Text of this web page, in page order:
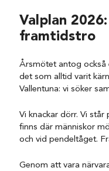
Valplan
framtidstro
Årsmötet antog också
det som alltid varit
Vallentuna: vi söker
Vi knackar dörr. Vi står
finns där människor
och vid pendeltåget.
Genom att vara